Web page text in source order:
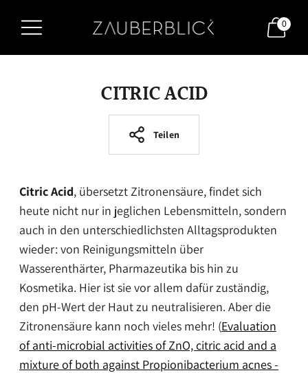
0
CITRIC ACID
Teilen
Citric Acid, übersetzt Zitronensäure, findet sich
heute nicht nur in jeglichen Lebensmitteln, sondern
auch in den unterschiedlichsten Alltagsprodukten
wieder: von Reinigungsmitteln über
Wasserenthärter, Pharmazeutika bis hin zu
Kosmetika. Hier ist sie vor allem dafür zuständig,
den pH-Wert der Haut zu neutralisieren. Aber die
Zitronensäure kann noch vieles mehr! (Evaluation
of anti-microbial activities of ZnO, citric acid and a
mixture of both against Propionibacterium acnes -